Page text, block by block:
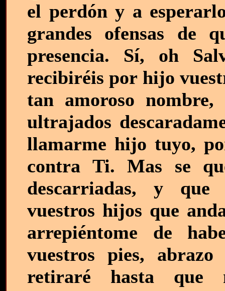
el perdón y a
grandes ofensas de
presencia. Sí, oh
recibiréis por hijo
tan amoroso nombre,
ultrajados
llamarme hijo tuyo,
contra Ti. Mas se
descarriadas, y que
vuestros hijos que
arrepiéntome de
vuestros pies,
retiraré hasta que